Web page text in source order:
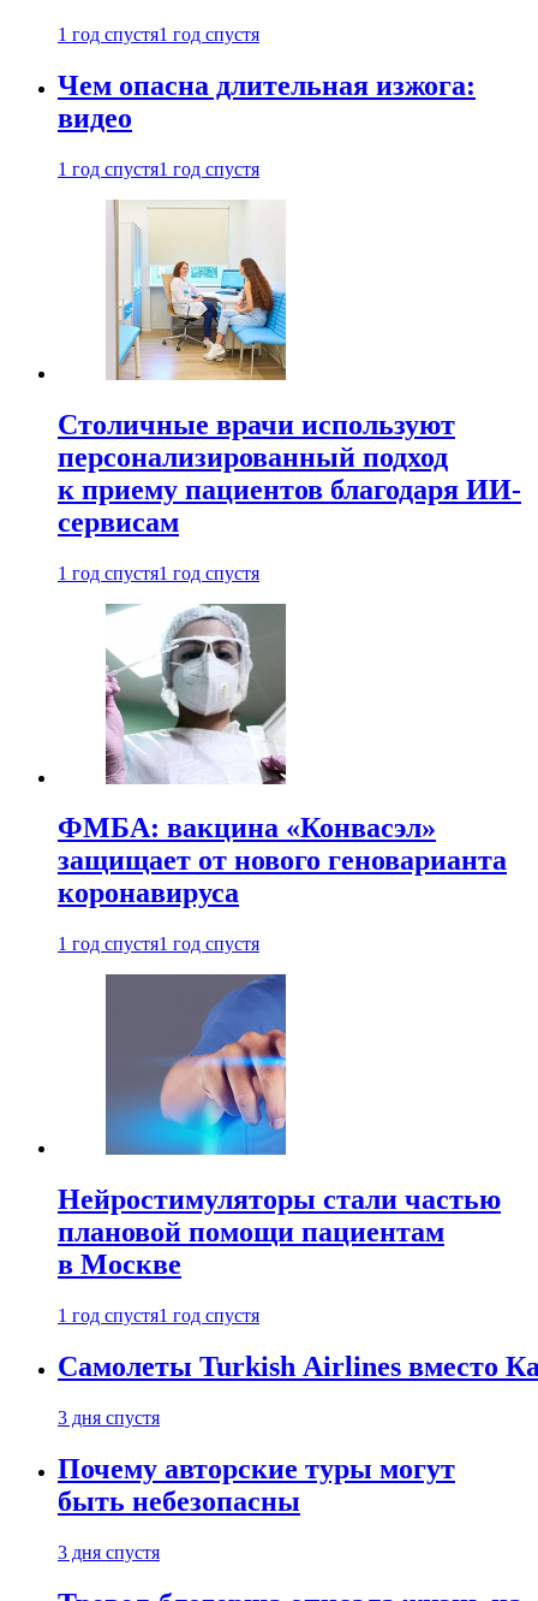
1 год спустя1 год спустя
Чем опасна длительная изжога:
видео
1 год спустя1 год спустя
Столичные врачи используют
персонализированный подход
к приему пациентов благодаря ИИ-
сервисам
1 год спустя1 год спустя
ФМБА: вакцина «Конвасэл»
защищает от нового геноварианта
коронавируса
1 год спустя1 год спустя
Нейростимуляторы стали частью
плановой помощи пациентам
в Москве
1 год спустя1 год спустя
Самолеты Turkish Airlines вместо
3 дня спустя
Почему авторские туры могут
быть небезопасны
3 дня спустя